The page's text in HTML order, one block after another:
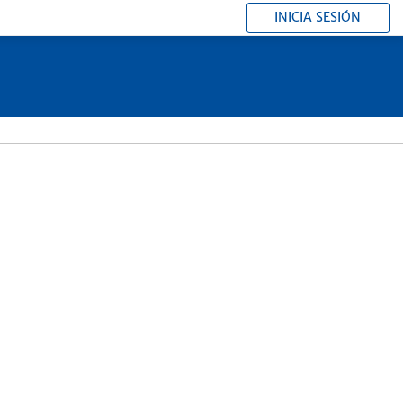
INICIA SESIÓN